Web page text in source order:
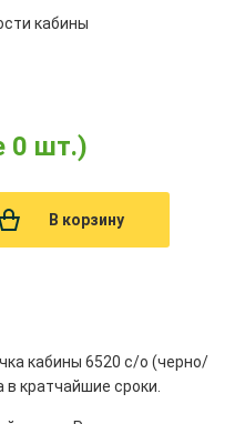
кабины
0 шт.)
В корзину
кабины 6520 с/о (черно/
кратчайшие сроки.